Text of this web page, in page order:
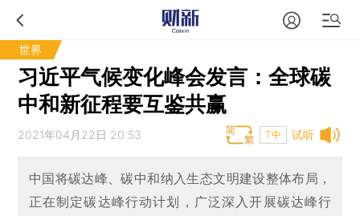
世界
习近平气候变化峰会发言：全球碳
中和新征程要互鉴共赢
试听
2021年04月22日 20:53 T中
中国将碳达峰、碳中和纳入生态文明建设整体布局，
正在制定碳达峰行动计划，广泛深入开展碳达峰行